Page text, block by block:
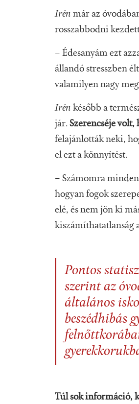
Irén már az
rosszabbodni
– Édesanyám ezt
állandó stresszben
valamilyen nagy
Irén később a
jár. Szerencséje
felajánlották neki,
el ezt a könnyítést.
– Számomra minden
hogyan fogok
elé, és nem jön ki
kiszámíthatatlanság
Pontos
szerint az
általános
beszédhibás
Túl sok információ,